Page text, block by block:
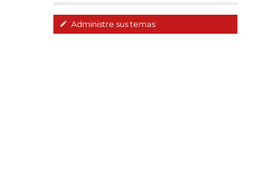
Administre sus temas